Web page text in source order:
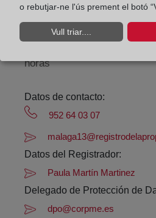
Agosto: De lunes a viernes
horas
Datos de contacto:
952 64 03 07
Datos del Registrador:
Paula Martín Martinez
Delegado de Protección de
dpo@corpme.es
o rebutjar-ne l'ús prement el botó
Vull triar....